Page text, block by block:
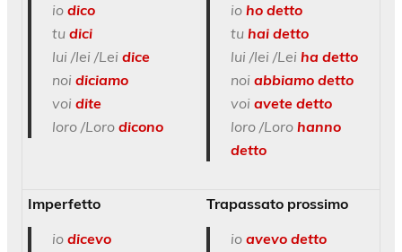
io dico
tu dici
lui /lei /Lei dice
noi diciamo
voi dite
loro /Loro dicono
io ho detto
tu hai detto
lui /lei /Lei ha detto
noi abbiamo detto
voi avete detto
loro /Loro hanno
detto
Imperfetto
io dicevo
Trapassato prossimo
io avevo detto